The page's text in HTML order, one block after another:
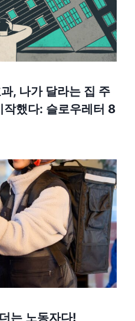
, 나가 달라는 집 주
작했다: 슬로우레터 8
는 노동자다!